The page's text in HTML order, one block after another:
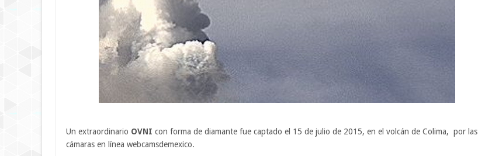
Un extraordinario OVNI con forma de diamante fue captado el 15 de julio de 2015, en el volcán de Colima, por las
cámaras en línea webcamsdemexico.